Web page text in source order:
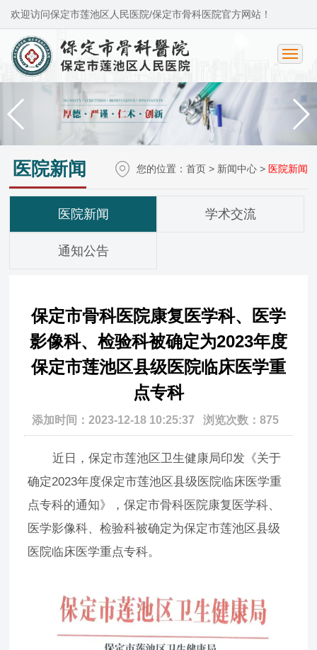
欢迎访问保定市莲池区人民医院/保定市骨科医院官方网站！
您的位置： 首页> 新闻中心> 医院新闻
医院新闻
医院新闻 学术交流
通知公告
保定市骨科医院康复医学科、医学
影像科、检验科被确定为2023年度
保定市莲池区县级医院临床医学重
点专科
添加时间：2023-12-18 10:25:37 浏览次数：875
近日，保定市莲池区卫生健康局印发《关于
确定2023年度保定市莲池区县级医院临床医学重
点专科的通知》，保定市骨科医院康复医学科、
医学影像科、检验科被确定为保定市莲池区县级
医院临床医学重点专科。